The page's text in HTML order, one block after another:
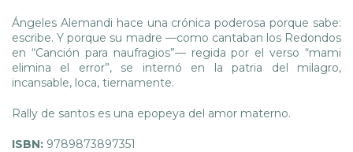
Ángeles Alemandi hace una crónica poderosa porque sabe:
escribe. Y porque su madre —como cantaban los Redondos
en “Canción para naufragios”— regida por el verso “mami
elimina el error”, se internó en la patria del milagro,
incansable, loca, tiernamente.
Rally de santos es una epopeya del amor materno.
ISBN: 9789873897351